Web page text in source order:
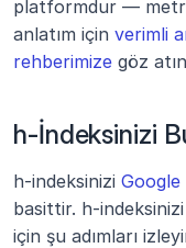
platformdur —
anlatım için verimli
rehberimize göz
h-İndeksinizi
h-indeksinizi
basittir. h-
için şu adımları